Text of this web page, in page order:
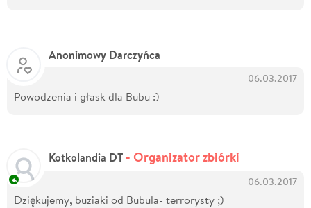
Anonimowy Darczyńca
06.03.2017
Powodzenia i głask dla Bubu :)
Kotkolandia DT - Organizator zbiórki
06.03.2017
Dziękujemy, buziaki od Bubula- terrorysty ;)